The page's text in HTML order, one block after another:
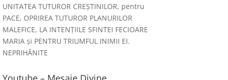
UNITATEA TUTUROR CREȘTINILOR, pentru
PACE, OPRIREA TUTUROR PLANURILOR
MALEFICE, LA INTENȚIILE SFINTEI FECIOARE
MARIA și PENTRU TRIUMFUL INIMII EI.
NEPRIHĂNITE